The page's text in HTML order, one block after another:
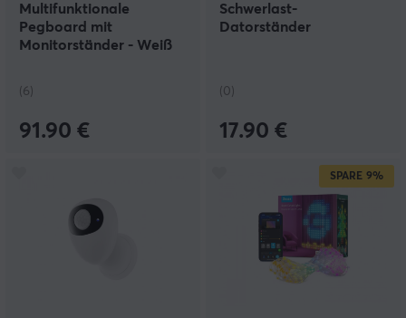
Multifunktionale
Pegboard mit
Monitorständer - Weiß
(6)
91.90 €
Schwerlast-
Datorständer
(0)
17.90 €
SPARE 9%